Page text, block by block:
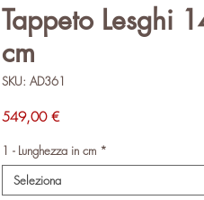
Tappeto Lesghi
cm
SKU: AD361
549,00 €Prezzo
1 - Lunghezza in cm *
Seleziona